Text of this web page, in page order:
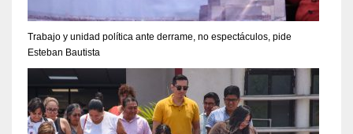
Trabajo y unidad política ante derrame, no espectáculos, pide
Esteban Bautista